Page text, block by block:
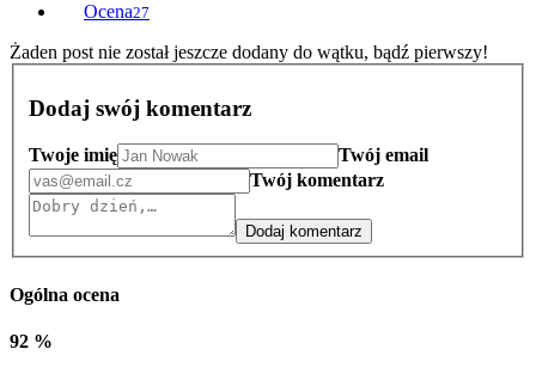
Ocena27
Żaden post nie został jeszcze dodany do wątku, bądź pierwszy!
Dodaj swój komentarz
Twoje imię
Twój email
Twój komentarz
Dodaj komentarz
Ogólna ocena
92 %